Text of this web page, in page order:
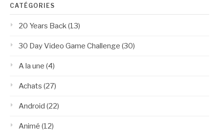
CATÉGORIES
20 Years Back(13)
30 Day Video Game Challenge (30)
A la une (4)
Achats (27)
Android (22)
Animé (12)